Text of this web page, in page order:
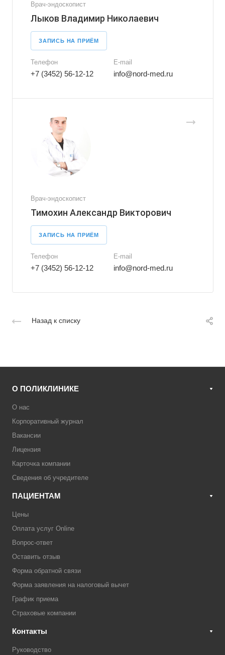
Врач-эндоскопист
Лыков Владимир Николаевич
ЗАПИСЬ НА ПРИЁМ
Телефон
+7 (3452) 56-12-12
E-mail
info@nord-med.ru
Врач-эндоскопист
Тимохин Александр Викторович
ЗАПИСЬ НА ПРИЁМ
Телефон
+7 (3452) 56-12-12
E-mail
info@nord-med.ru
Назад к списку
О ПОЛИКЛИНИКЕ
О нас
Корпоративный журнал
Вакансии
Лицензия
Карточка компании
Сведения об учредителе
ПАЦИЕНТАМ
Цены
Оплата услуг Online
Вопрос-ответ
Оставить отзыв
Форма обратной связи
Форма заявления на налоговый вычет
График приема
Страховые компании
Контакты
Руководство